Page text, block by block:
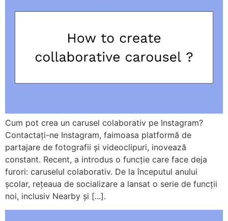
Cum pot crea un carusel colaborativ pe Instagram?
Contactați-ne Instagram, faimoasa platformă de
partajare de fotografii și videoclipuri, inovează
constant. Recent, a introdus o funcție care face deja
furori: caruselul colaborativ. De la începutul anului
școlar, rețeaua de socializare a lansat o serie de funcții
noi, inclusiv Nearby și [...].